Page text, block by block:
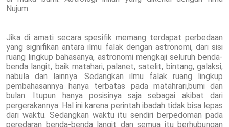
Nujum.
Jika di amati secara spesifik memang terdapat perbedaan
yang signifikan antara ilmu falak dengan astronomi, dari sisi
ruang lingkup bahasanya, astronomi mengkaji seluruh benda-
benda langit, baik matahari, palanet, satelit, bintang, galaksi,
nabula dan lainnya. Sedangkan ilmu falak ruang lingkup
pembahasannya hanya terbatas pada matahrari,bumi dan
bulan. Itupun hanya posisinya saja sebagai akibat dari
pergerakannya. Hal ini karena perintah ibadah tidak bisa lepas
dari waktu. Sedangkan waktu itu sendiri berpedoman pada
peredaran benda-benda langit dan semua itu berhubungan